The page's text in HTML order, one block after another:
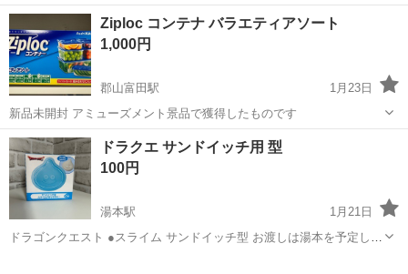
ます。
福島 郡山市 郡山富田駅 調理器具 フライパン
Ziploc コンテナ バラエティアソート
1,000円
郡山富田駅
1月23日
新品未開封 アミューズメント景品で獲得したものです
福島 郡山市 郡山富田駅 調理器具 コンテナ
ドラクエ サンドイッチ用 型
100円
湯本駅
1月21日
ドラゴンクエスト ●スライム サンドイッチ型 お渡しは湯本を予定して